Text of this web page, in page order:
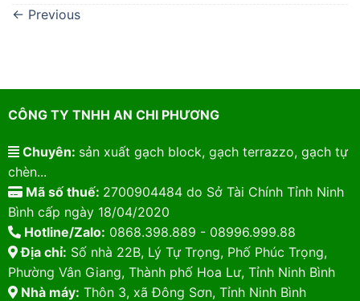
← Previous
CÔNG TY TNHH AN CHI PHƯƠNG
Chuyên: sản xuất gạch block, gạch terrazzo, gạch tự
chèn...
Mã số thuế: 2700904484 do Sở Tài Chính Tỉnh Ninh
Bình cấp ngày 18/04/2020
Hotline/Zalo: 0868.398.889 - 08996.999.88
Địa chỉ: Số nhà 22B, Lý Tự Trọng, Phố Phúc Trọng,
Phường Vân Giang, Thành phố Hoa Lư, Tỉnh Ninh Bình
Nhà máy: Thôn 3, xã Đông Sơn, Tỉnh Ninh Bình